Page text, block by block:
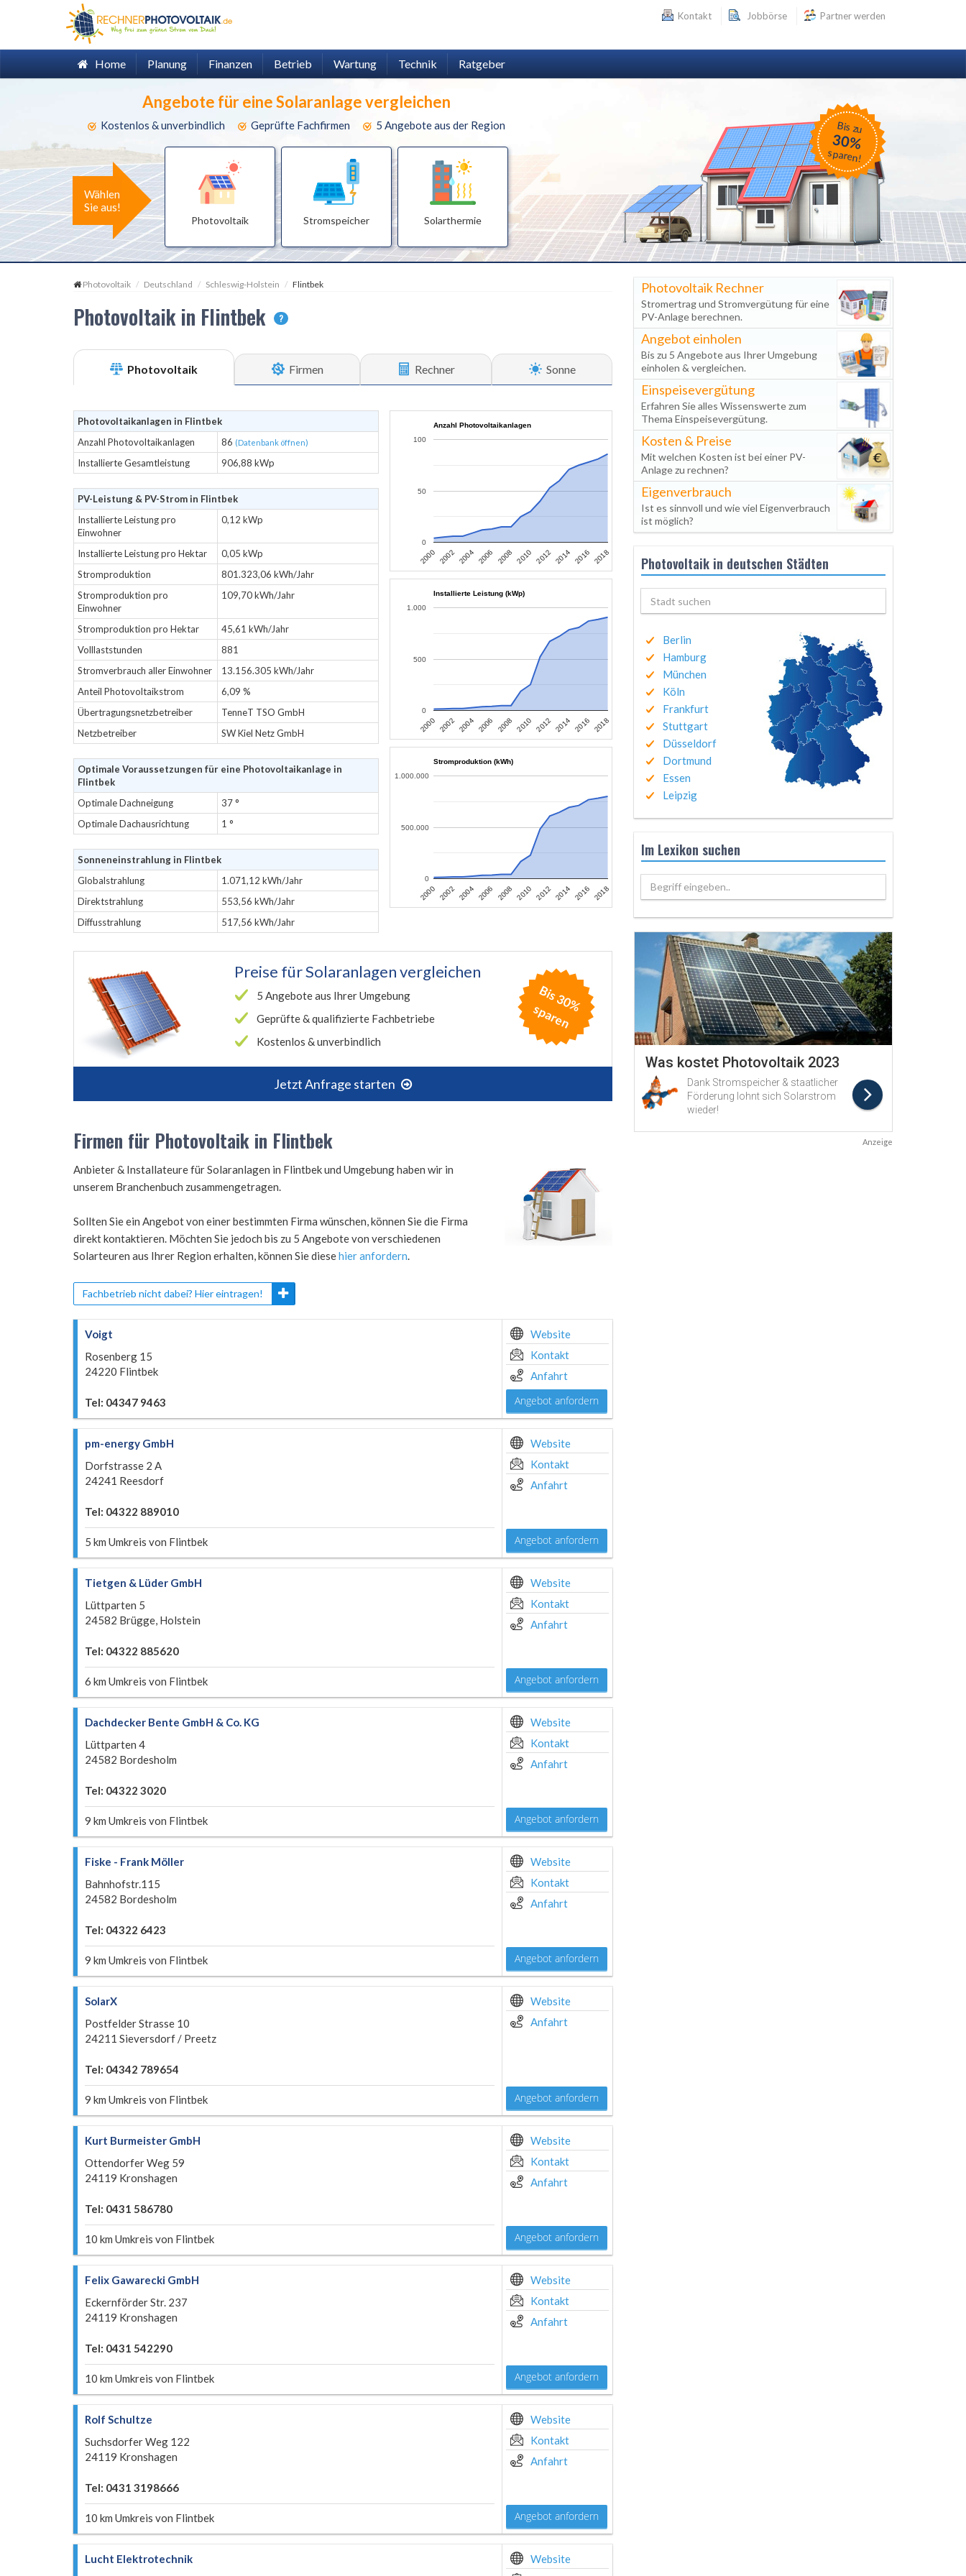
Kontakt Jobbörse Partner werden
Home Planung Finanzen Betrieb Wartung Technik Ratgeber
Angebote für eine Solaranlage vergleichen
Kostenlos & unverbindlich Geprüfte Fachfirmen 5 Angebote aus der Region
Wählen
Sie aus!
Photovoltaik Stromspeicher Solarthermie
Bis zu
30%
sparen!
Photovoltaik Deutschland Schleswig-Holstein Flintbek
Photovoltaik in Flintbek ?
Photovoltaik Firmen Rechner Sonne
Photovoltaikanlagen in Flintbek
Anzahl Photovoltaikanlagen
86 (Datenbank öffnen)
Installierte Gesamtleistung 906,88 kWp
PV-Leistung & PV-Strom in Flintbek
Installierte Leistung pro
Einwohner
0,12 kWp
Installierte Leistung pro Hektar
0,05 kWp
Stromproduktion
801.323,06 kWh/Jahr
Stromproduktion pro
Einwohner
109,70 kWh/Jahr
Stromproduktion pro Hektar
45,61 kWh/Jahr
Volllaststunden
881
Stromverbrauch aller Einwohner
13.156.305 kWh/Jahr
Anteil Photovoltaikstrom
6,09 %
Übertragungsnetzbetreiber
TenneT TSO GmbH
Netzbetreiber
SW Kiel Netz GmbH
Optimale Voraussetzungen für eine Photovoltaikanlage in
Flintbek
Optimale Dachneigung
37 °
Optimale Dachausrichtung
1 °
Sonneneinstrahlung in Flintbek
Globalstrahlung
1.071,12 kWh/Jahr
Direktstrahlung
553,56 kWh/Jahr
Diffusstrahlung
517,56 kWh/Jahr
Anzahl Photovoltaikanlagen
2000 2002 2004 2006 2008 2010 2012 2014 2016 2018
0
50
100
Installierte Leistung (kWp)
2000 2002 2004 2006 2008 2010 2012 2014 2016 2018
0
500
1.000
Stromproduktion (kWh)
2000 2002 2004 2006 2008 2010 2012 2014 2016 2018
0
500.000
1.000.000
Preise fürSolaranlagen vergleichen
5 Angebote aus Ihrer Umgebung
Geprüfte & qualifizierte Fachbetriebe
Kostenlos & unverbindlich
Jetzt Anfrage starten
B
is
3
0
%
s
p
a
r
e
n
Firmen für Photovoltaik in Flintbek
Anbieter & Installateure für Solaranlagen in Flintbek und Umgebung haben wir in
unserem Branchenbuch zusammengetragen.
Sollten Sie ein Angebot von einer bestimmten Firma wünschen, können Sie die Firma
direkt kontaktieren. Möchten Sie jedoch bis zu 5 Angebote von verschiedenen
Solarteuren aus Ihrer Region erhalten, können Sie diesehier anfordern.
Fachbetrieb nicht dabei? Hier eintragen!
Voigt
Rosenberg 15
24220 Flintbek
Tel: 04347 9463
Website
Kontakt
Anfahrt
Angebot anfordern
pm-energy GmbH
Dorfstrasse 2 A
24241 Reesdorf
Tel: 04322 889010
5 km Umkreis von Flintbek
Website
Kontakt
Anfahrt
Angebot anfordern
Tietgen & Lüder GmbH
Lüttparten 5
24582 Brügge, Holstein
Tel: 04322 885620
6 km Umkreis von Flintbek
Website
Kontakt
Anfahrt
Angebot anfordern
Dachdecker Bente GmbH & Co. KG
Lüttparten 4
24582 Bordesholm
Tel: 04322 3020
9 km Umkreis von Flintbek
Website
Kontakt
Anfahrt
Angebot anfordern
Fiske - Frank Möller
Bahnhofstr.115
24582 Bordesholm
Tel: 04322 6423
9 km Umkreis von Flintbek
Website
Kontakt
Anfahrt
Angebot anfordern
SolarX
Postfelder Strasse 10
24211 Sieversdorf / Preetz
Tel: 04342 789654
9 km Umkreis von Flintbek
Website
Anfahrt
Angebot anfordern
Kurt Burmeister GmbH
Ottendorfer Weg 59
24119 Kronshagen
Tel: 0431 586780
10 km Umkreis von Flintbek
Website
Kontakt
Anfahrt
Angebot anfordern
Felix Gawarecki GmbH
Eckernförder Str. 237
24119 Kronshagen
Tel: 0431 542290
10 km Umkreis von Flintbek
Website
Kontakt
Anfahrt
Angebot anfordern
Rolf Schultze
Suchsdorfer Weg 122
24119 Kronshagen
Tel: 0431 3198666
10 km Umkreis von Flintbek
Website
Kontakt
Anfahrt
Angebot anfordern
Lucht Elektrotechnik
Website
Photovoltaik Rechner
Stromertrag und Stromvergütung für eine
PV-Anlage berechnen.
Angebot einholen
Bis zu 5 Angebote aus Ihrer Umgebung
einholen & vergleichen.
Einspeisevergütung
Erfahren Sie alles Wissenswerte zum
Thema Einspeisevergütung.
Kosten & Preise
Mit welchen Kosten ist bei einer PV-
Anlage zu rechnen?
Eigenverbrauch
Ist es sinnvoll und wie viel Eigenverbrauch
ist möglich?
Photovoltaik in deutschen Städten
Berlin
Hamburg
München
Köln
Frankfurt
Stuttgart
Düsseldorf
Dortmund
Essen
Leipzig
Im Lexikon suchen
Begriff eingeben..
Anzeige